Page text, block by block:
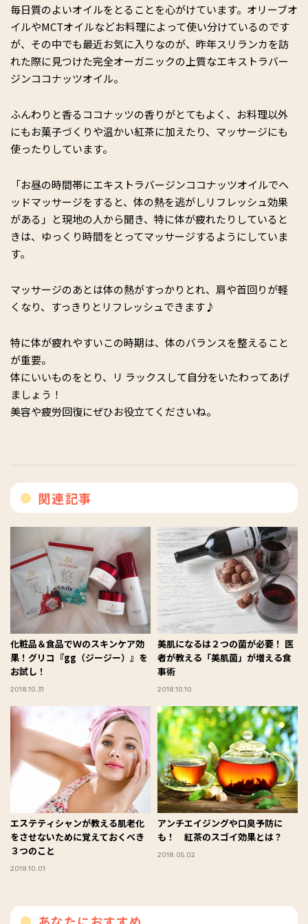
毎日質のよいオイルをとることを心がけています。オリーブオ
イルやMCTオイルなどお料理によって使い分けているのです
が、その中でも最近お気に入りなのが、昨年スリランカを訪
れた際に見つけた完全オーガニックの上質なエキストラバー
ジンココナッツオイル。
ふんわりと香るココナッツの香りがとてもよく、お料理以外
にもお菓子づくりや温かい紅茶に加えたり、マッサージにも
使ったりしています。
「お昼の時間帯にエキストラバージンココナッツオイルでヘ
ッドマッサージをすると、体の熱を逃がしリフレッシュ効果
がある」と現地の人から聞き、特に体が疲れたりしていると
きは、ゆっくり時間をとってマッサージするようにしていま
す。
マッサージのあとは体の熱がすっかりとれ、肩や首回りが軽
くなり、すっきりとリフレッシュできます♪
特に体が疲れやすいこの時期は、体のバランスを整えること
が重要。
体にいいものをとり、リ ラックスして自分をいたわってあげ
ましょう！
美容や疲労回復にぜひお役立てくださいね。
関連記事
化粧品＆食品でＷのスキンケア効
果！グリコ『gg（ジージー）』を
お試し！
2018.10.31
美肌になるは２つの菌が必要！ 医
者が教える「美肌菌」が増える食
事術
2018.10.10
エステティシャンが教える肌老化
をさせないために覚えておくべき
３つのこと
2018.10.01
アンチエイジングや口臭予防に
も！ 紅茶のスゴイ効果とは？
2018.05.02